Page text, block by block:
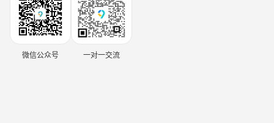
微信公众号 一对一交流